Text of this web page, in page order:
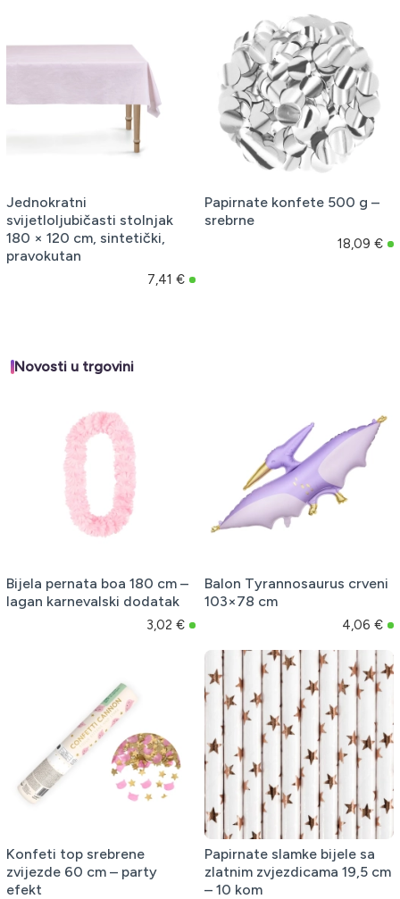
Jednokratni
svijetloljubičasti stolnjak
180 × 120 cm, sintetički,
pravokutan
7,41 €
Papirnate konfete 500 g –
srebrne
18,09 €
Novosti u trgovini
Bijela pernata boa 180 cm –
lagan karnevalski dodatak
3,02 €
Balon Tyrannosaurus crveni
103×78 cm
4,06 €
Konfeti top srebrene
zvijezde 60 cm – party
efekt
Papirnate slamke bijele sa
zlatnim zvjezdicama 19,5 cm
– 10 kom